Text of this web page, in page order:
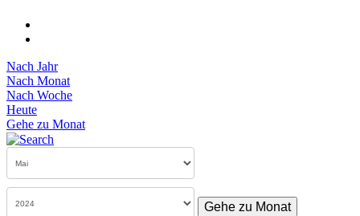
Nach Jahr
Nach Monat
Nach Woche
Heute
Gehe zu Monat
Gehe zu Monat